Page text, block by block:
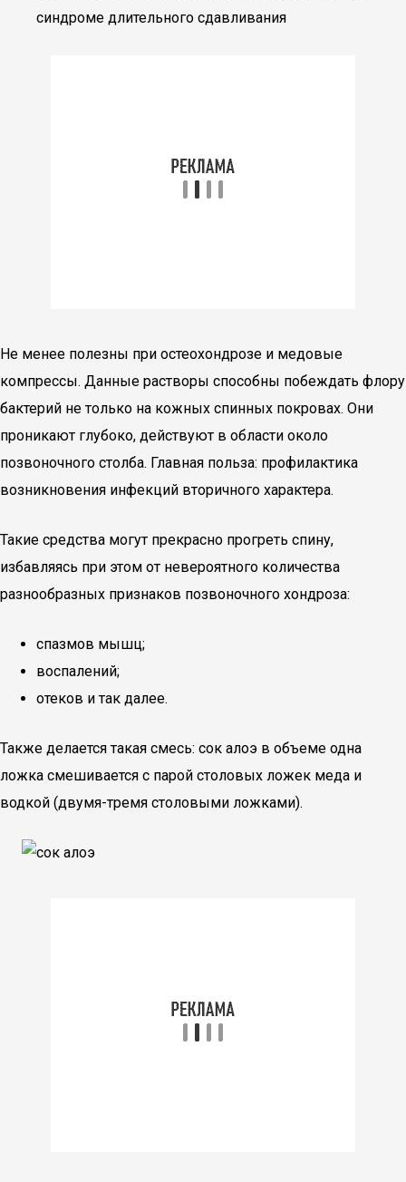
синдроме длительного сдавливания
Не менее полезны при остеохондрозе и медовые
компрессы. Данные растворы способны побеждать флору
бактерий не только на кожных спинных покровах. Они
проникают глубоко, действуют в области около
позвоночного столба. Главная польза: профилактика
возникновения инфекций вторичного характера.
Такие средства могут прекрасно прогреть спину,
избавляясь при этом от невероятного количества
разнообразных признаков позвоночного хондроза:
спазмов мышц;
воспалений;
отеков и так далее.
Также делается такая смесь: сок алоэ в объеме одна
ложка смешивается с парой столовых ложек меда и
водкой (двумя-тремя столовыми ложками).